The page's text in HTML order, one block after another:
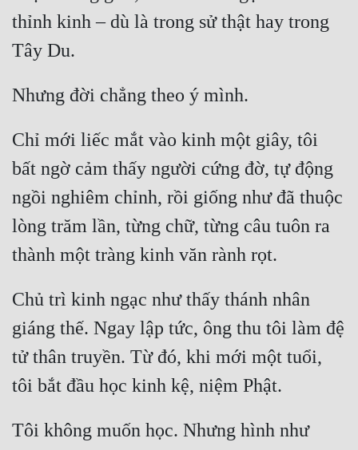
thỉnh kinh – dù là trong sử thật hay trong
Chỉ mới liếc mắt vào kinh một giây, tôi
bất ngờ cảm thấy người cứng đờ, tự động
ngồi nghiêm chỉnh, rồi giống như đã thuộc
lòng trăm lần, từng chữ, từng câu tuôn ra
Chủ trì kinh ngạc như thấy thánh nhân
giáng thế. Ngay lập tức, ông thu tôi làm đệ
tử thân truyền. Từ đó, khi mới một tuổi,
Tôi không muốn học. Nhưng hình như